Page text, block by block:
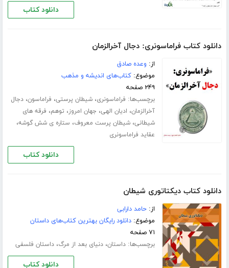
دانلود کتاب
دانلود کتاب فراماسونری: دجال آخرالزمان
از: وعده صادق
موضوع:کتاب‌های اندیشه و مذهب
۲۴۹ صفحه
برچسب‌ها: فراماسونری،شیطان پرستی، فراماسون،دجال
آخرالزمان، ادیان الهی، جهان امروز، توهم، فرقه های
شیطانی،شیطان پرست معروف، ستاره ی شش گوشه،
عقاید فراماسونری
دانلود کتاب
دانلود کتاب دیکتاتوری شیطان
از:حامد دارابی
موضوع:دانلود رایگان بهترین کتاب‌های داستان
۷۱ صفحه
برچسب‌ها:داستان،دنیای بعد از مرگ،داستان فلسفی
دانلود کتاب